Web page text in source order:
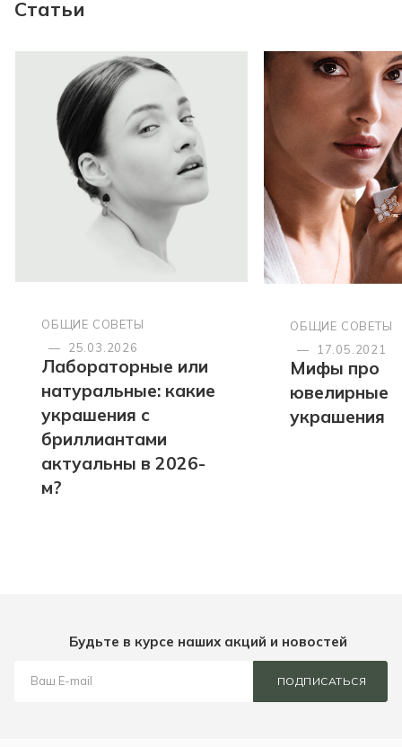
Статьи
ОБЩИЕ СОВЕТЫ
—
25.03.2026
Лабораторные или
натуральные: какие
украшения с
бриллиантами
актуальны в 2026-
м?
ОБЩИЕ СОВЕТЫ
—
17.05.2021
Мифы про
ювелирные
украшения
Будьте в курсе наших акций и новостей
ПОДПИСАТЬСЯ